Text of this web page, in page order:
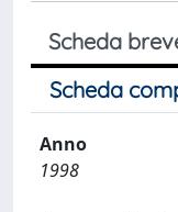
Scheda
Scheda
Anno
1998